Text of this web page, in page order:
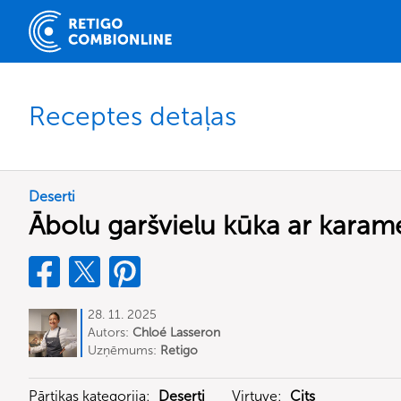
Receptes detaļas
Deserti
Ābolu garšvielu kūka ar
28. 11. 2025
Autors: Chloé Lasseron
Uzņēmums: Retigo
Pārtikas kategorija: Deserti Virtuve: Cits